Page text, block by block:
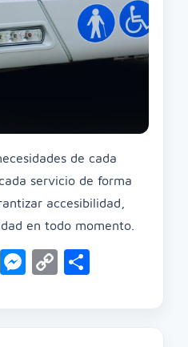
de cada
servicio de forma
accesibilidad,
en todo momento.
LinkedIn
Messenger
Copy